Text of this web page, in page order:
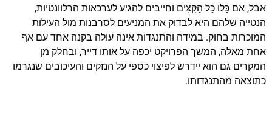
אבל, אם כָּלוּ כָּל הַקִּצִּים וחייבים להגיע לערכאות הרלוונטיות,
הנטייה שלהם היא לבדוק את המניעים לסרבנות מול העילות
המוכרות בחוק. במידה והתנגדות אינה עולה בקנה אחד עם אף
אחת מאלה, המשך הפרויקט יכפה על אותו דייר, ובחלק מן
המקרים גם הוא יידרש לפיצוי כספי על הנזקים והעיכובים שנגרמו
כתוצאה מהתנגדותו.